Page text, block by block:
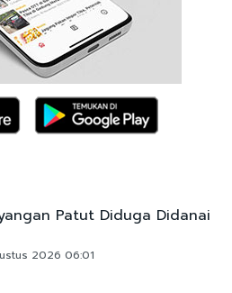
Patut Diduga Didanai
2026 06:01